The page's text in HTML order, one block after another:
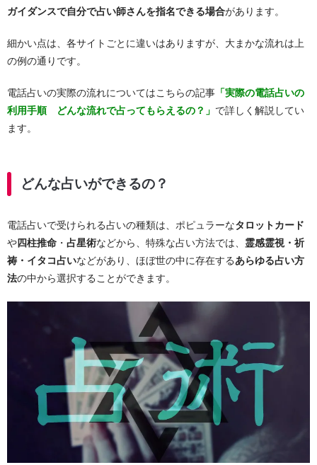
ガイダンスで自分で占い師さんを指名できる場合があります。
細かい点は、各サイトごとに違いはありますが、大まかな流れは上
の例の通りです。
電話占いの実際の流れについてはこちらの記事 「実際の電話占いの
利用手順 どんな流れで占ってもらえるの？」 で詳しく解説してい
ます。
どんな占いができるの？
電話占いで受けられる占いの種類は、ポピュラーなタロットカード
や四柱推命 ・ 占星術などから、特殊な占い方法では、 霊感霊視・祈
祷・イタコ占いなどがあり、ほぼ世の中に存在するあらゆる占い方
法の中から選択することができます。